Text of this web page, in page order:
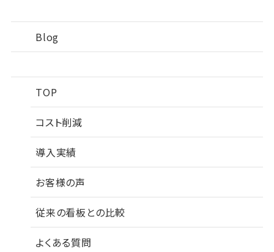
Blog
TOP
コスト削減
導入実績
お客様の声
従来の看板との比較
よくある質問